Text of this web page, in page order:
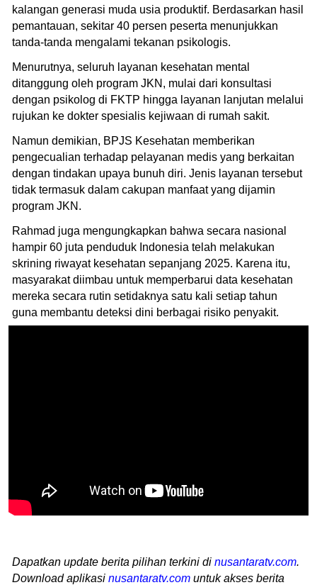
kalangan generasi muda usia produktif. Berdasarkan hasil
pemantauan, sekitar 40 persen peserta menunjukkan
tanda-tanda mengalami tekanan psikologis.
Menurutnya, seluruh layanan kesehatan mental
ditanggung oleh program JKN, mulai dari konsultasi
dengan psikolog di FKTP hingga layanan lanjutan melalui
rujukan ke dokter spesialis kejiwaan di rumah sakit.
Namun demikian, BPJS Kesehatan memberikan
pengecualian terhadap pelayanan medis yang berkaitan
dengan tindakan upaya bunuh diri. Jenis layanan tersebut
tidak termasuk dalam cakupan manfaat yang dijamin
program JKN.
Rahmad juga mengungkapkan bahwa secara nasional
hampir 60 juta penduduk Indonesia telah melakukan
skrining riwayat kesehatan sepanjang 2025. Karena itu,
masyarakat diimbau untuk memperbarui data kesehatan
mereka secara rutin setidaknya satu kali setiap tahun
guna membantu deteksi dini berbagai risiko penyakit.
Dapatkan update berita pilihan terkini di nusantaratv.com.
Download aplikasi nusantaratv.com untuk akses berita